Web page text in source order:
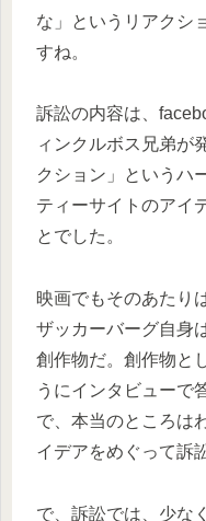
な」というリアクシ
すね。
訴訟の内容は、
ィンクルボス兄弟が
クション」というハ
ティーサイトのアイ
とでした。
映画でもそのあたり
ザッカーバーグ自身
創作物だ。創作物と
うにインタビューで
で、本当のところは
イデアをめぐって訴
で、訴訟では、少な